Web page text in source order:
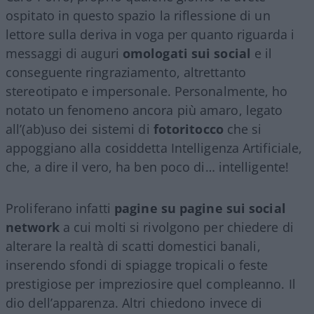
ospitato in questo spazio la riflessione di un
lettore sulla deriva in voga per quanto riguarda i
messaggi di auguri omologati sui social e il
conseguente ringraziamento, altrettanto
stereotipato e impersonale. Personalmente, ho
notato un fenomeno ancora più amaro, legato
all’(ab)uso dei sistemi di fotoritocco che si
appoggiano alla cosiddetta Intelligenza Artificiale,
che, a dire il vero, ha ben poco di… intelligente!
Proliferano infatti pagine su pagine sui social
networka cui molti si rivolgono per chiedere di
alterare la realtà di scatti domestici banali,
inserendo sfondi di spiagge tropicali o feste
prestigiose per impreziosire quel compleanno. Il
dio dell’apparenza. Altri chiedono invece di